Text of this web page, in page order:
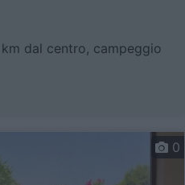
dal centro, campeggio
0